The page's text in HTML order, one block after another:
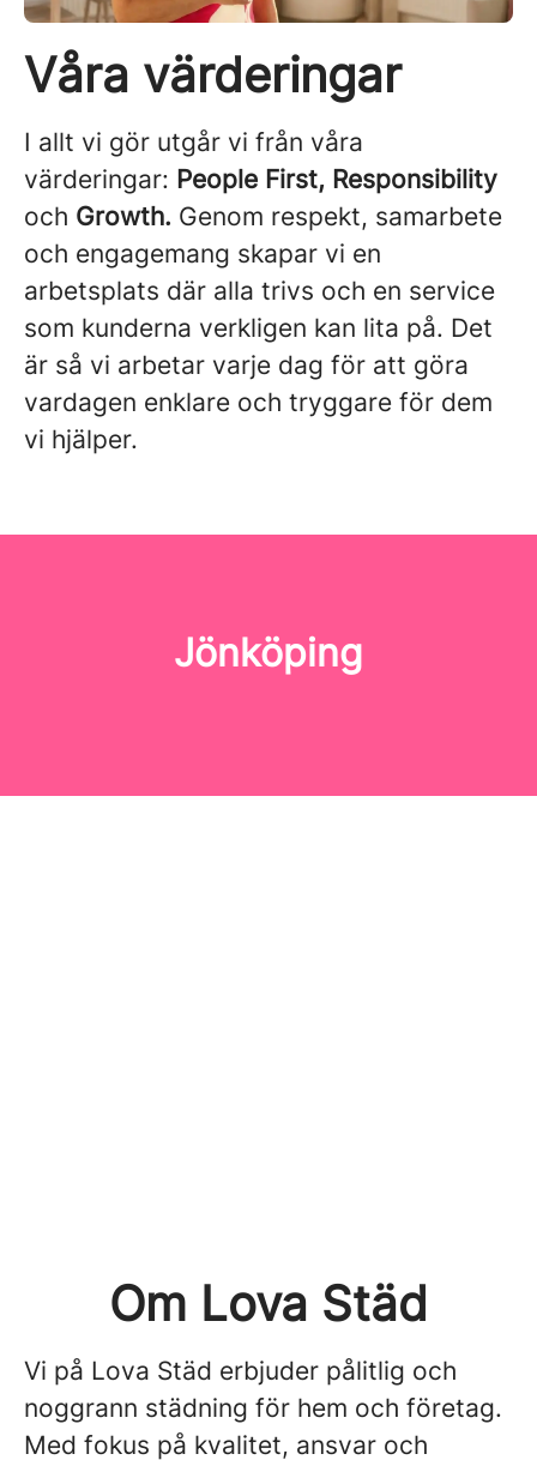
Våra värderingar
I allt vi gör utgår vi från våra
värderingar: People First, Responsibility
och Growth. Genom respekt, samarbete
och engagemang skapar vi en
arbetsplats där alla trivs och en service
som kunderna verkligen kan lita på. Det
är så vi arbetar varje dag för att göra
vardagen enklare och tryggare för dem
vi hjälper.
Jönköping
Om Lova Städ
Vi på Lova Städ erbjuder pålitlig och
noggrann städning för hem och företag.
Med fokus på kvalitet, ansvar och